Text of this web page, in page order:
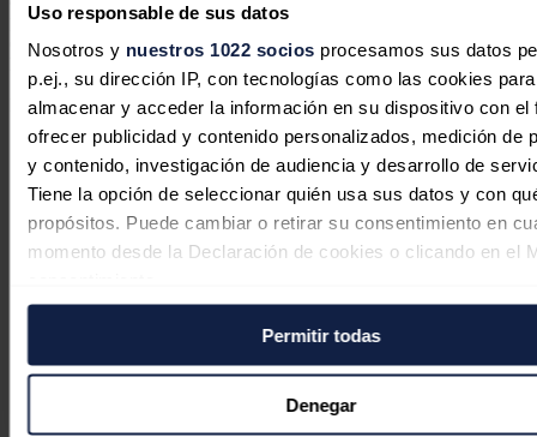
Uso responsable de sus datos
Nosotros y nuestros 1022 socios procesamos sus datos
p.ej., su dirección IP, con tecnologías como las cookies para
almacenar y acceder la información en su dispositivo con el
ofrecer publicidad y contenido personalizados, medición de
y contenido, investigación de audiencia y desarrollo de
Tiene la opción de seleccionar quién usa sus datos y con
propósitos. Puede cambiar o retirar su consentimiento en
momento desde la Declaración de cookies o clicando en el
Si lo permite, también quisiéramos:
Recopilar información sobre su ubicación geográfica
puede tener una precisión de varios metros
Identificar su dispositivo analizándolo activamente
Permitir todas
Denegar
permiten compatibilizar la actividad agraria con la producción
energética, sin poner en peligro ni los cultivos ni el modo de vida de
los agricultores.
Noticias relacionadas
La sensibilidad al precio marca el
consumo energético en Alemania
José A. Roca06/08/2026